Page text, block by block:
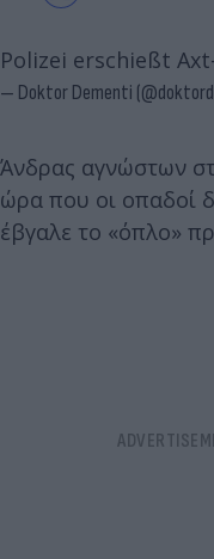
Polizei erschießt
— Doktor Dementi
Άνδρας αγνώστων
ώρα που οι οπαδοί
έβγαλε το «όπλο»